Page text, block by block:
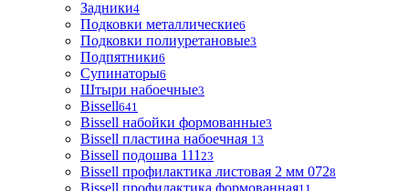
Задники4
Подковки металлические6
Подковки полиуретановые3
Подпятники6
Супинаторы6
Штыри набоечные3
Bissell641
Bissell набойки формованные3
Bissell пластина набоечная 13
Bissell подошва 111 23
Bissell профилактика листовая 2 мм 0728
Bissell профилактика формованная